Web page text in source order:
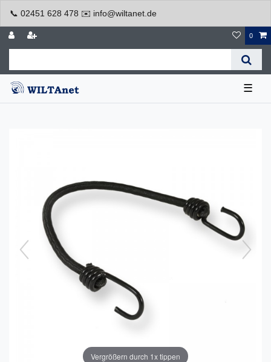
📞 02451 628 478 ✉️ info@wiltanet.de
0
☰
Vergrößern durch 1x tippen